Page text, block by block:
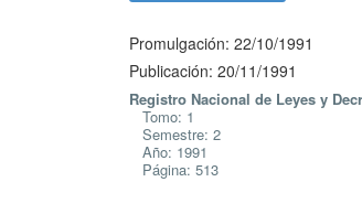
Promulgación: 22/10/1991
Publicación: 20/11/1991
Registro Nacional de Leyes y
Tomo: 1
Semestre: 2
Año: 1991
Página: 513